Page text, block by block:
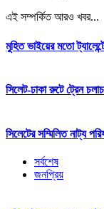
এই সম্পর্কিত আরও খবর...
মুহিত ভাইয়ের মতো
সিলেট-ঢাকা রুটে ট্রেন
সিলেটের সম্মিলিত নাট্য
সর্বশেষ
জনপ্রিয়